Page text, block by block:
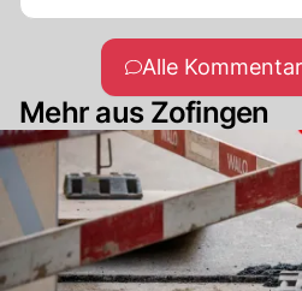
Alle
Mehr aus Zofingen